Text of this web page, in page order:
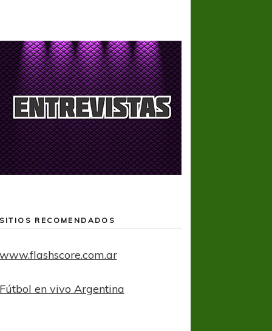
SITIOS RECOMENDADOS
www.flashscore.com.ar
Fútbol en vivo Argentina